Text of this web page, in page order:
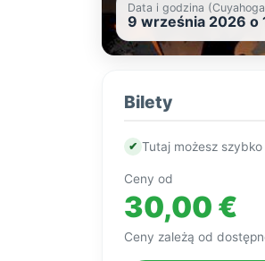
Data i godzina
9 września 2026 o
Bilety
✔ Tutaj możesz
Ceny od
30,00 €
Ceny zależą od